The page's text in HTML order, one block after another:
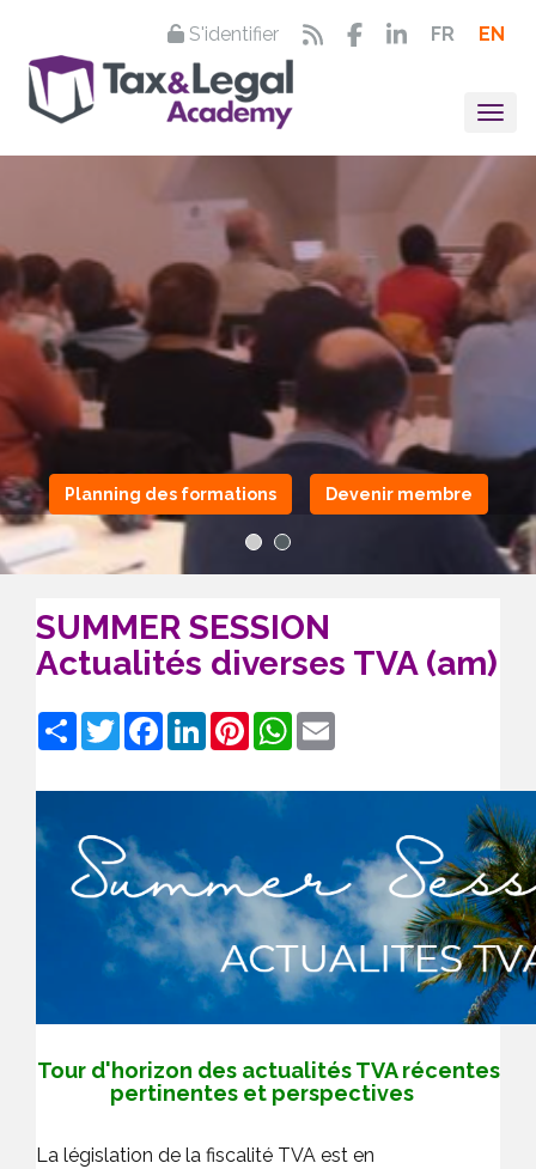
S'identifier FR EN
Planning des formations Devenir membre
1 2
SUMMER SESSION
Actualités diverses TVA (am)
ShareTwitterFacebook
LinkedInPinterestWhatsApp
Tour d'horizon des actualités TVA récentes
pertinentes et perspectives
La législation de la fiscalité TVA est en